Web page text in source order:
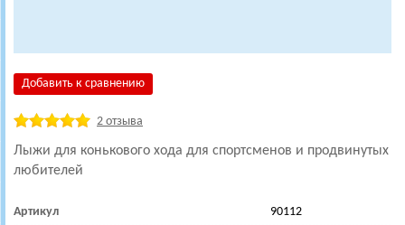
Добавить к сравнению
2 отзыва
Лыжи для конькового хода для спортсменов и продвинутых
любителей
Артикул 90112